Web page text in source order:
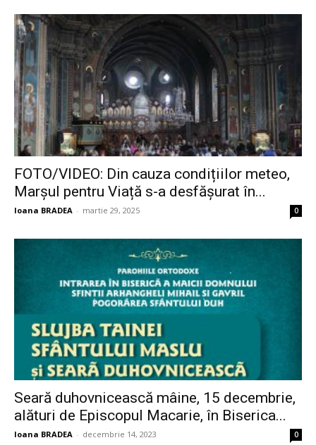
FOTO/VIDEO: Din cauza condițiilor meteo,
Marșul pentru Viață s-a desfășurat în...
Ioana BRADEA - martie 29, 2025 0
Seară duhovnicească mâine, 15 decembrie,
alături de Episcopul Macarie, în Biserica...
Ioana BRADEA - decembrie 14, 2023 0